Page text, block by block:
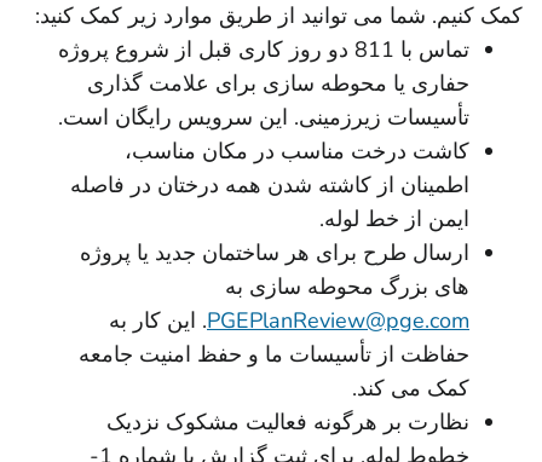
کمک کنیم. شما می توانید از طریق موارد زیر کمک کنید:
تماس با 811 دو روز کاری قبل از شروع پروژه
حفاری یا محوطه سازی برای علامت گذاری
تأسیسات زیرزمینی. این سرویس رایگان است.
کاشت درخت مناسب در مکان مناسب،
اطمینان از کاشته شدن همه درختان در فاصله
ایمن از خط لوله.
ارسال طرح برای هر ساختمان جدید یا پروژه
های بزرگ محوطه سازی به
PGEPlanReview@pge.com. این کار به
حفاظت از تأسیسات ما و حفظ امنیت جامعه
کمک می کند.
نظارت بر هرگونه فعالیت مشکوک نزدیک
خطوط لوله. برای ثبت گزارش با شماره 1-